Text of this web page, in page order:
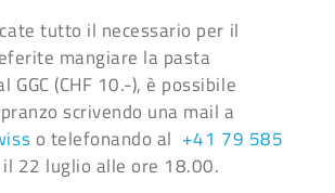
tutto il necessario per il
mangiare la pasta
GGC (CHF 10.-), è possibile
scrivendo una mail a
o telefonando al +41 79 585
22 luglio alle ore 18.00.